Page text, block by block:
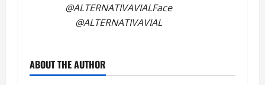
@ALTERNATIVAVIALFace
@ALTERNATIVAVIAL
ABOUT THE AUTHOR